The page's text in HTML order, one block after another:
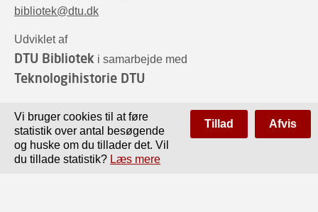
bibliotek@dtu.dk
Udviklet af
DTU Bibliotek i samarbejde med
Teknologihistorie DTU
Vi bruger cookies til at føre
statistik over antal besøgende
og huske om du tillader det. Vil
du tillade statistik? Læs mere
Tillad Afvis